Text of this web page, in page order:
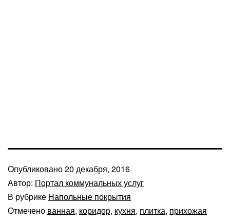
Опубликовано20 декабря, 2016
Автор: Портал коммунальных услуг
В рубрике Напольные покрытия
Отмечено ванная, коридор, кухня, плитка, прихожая